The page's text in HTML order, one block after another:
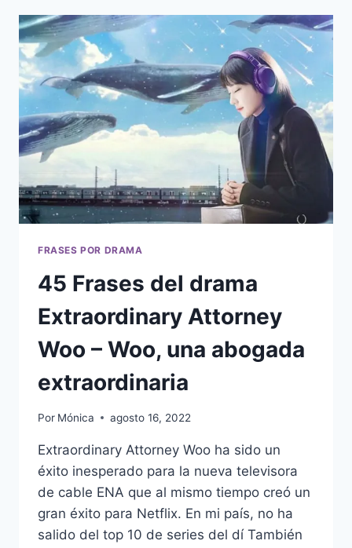
WOO
Y
JOON
HO?
FINAL
DE
EXTRAORDINARY
ATTORNEY
EXPLICADO
FRASES POR DRAMA
45 Frases del drama
Extraordinary Attorney
Woo – Woo, una abogada
extraordinaria
Por Mónica agosto 16, 2022
Extraordinary Attorney Woo ha sido un
éxito inesperado para la nueva televisora
de cable ENA que al mismo tiempo creó un
gran éxito para Netflix. En mi país, no ha
salido del top 10 de series del dí También